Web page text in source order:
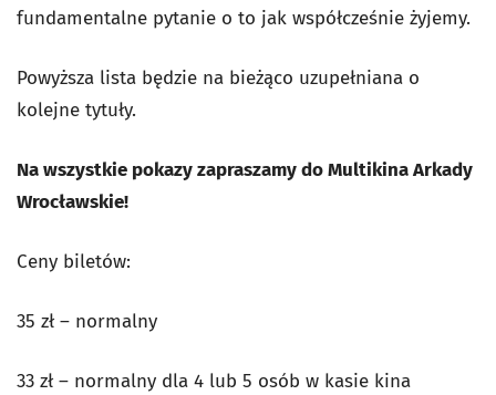
fundamentalne pytanie o to jak współcześnie żyjemy.
Powyższa lista będzie na bieżąco uzupełniana o
kolejne tytuły.
Na wszystkie pokazy zapraszamy do Multikina Arkady
Wrocławskie!
Ceny biletów:
35 zł – normalny
33 zł – normalny dla 4 lub 5 osób w kasie kina